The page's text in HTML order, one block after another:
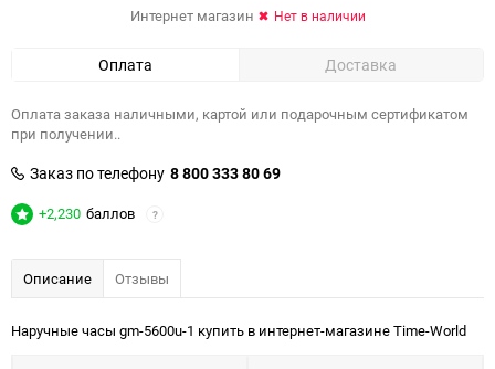
Интернет магазин Нет в наличии
Оплата Доставка
Оплата заказа наличными, картой или подарочным сертификатом
при получении..
Заказ по телефону 8 800 333 80 69
+2,230 баллов ?
Описание Отзывы
Наручные часы gm-5600u-1 купить в интернет-магазине Time-World